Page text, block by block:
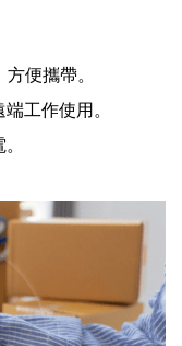
便攜帶。
工作使用。